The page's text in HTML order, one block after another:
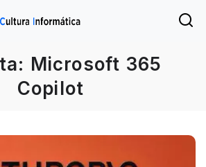
Microsoft 365
Copilot